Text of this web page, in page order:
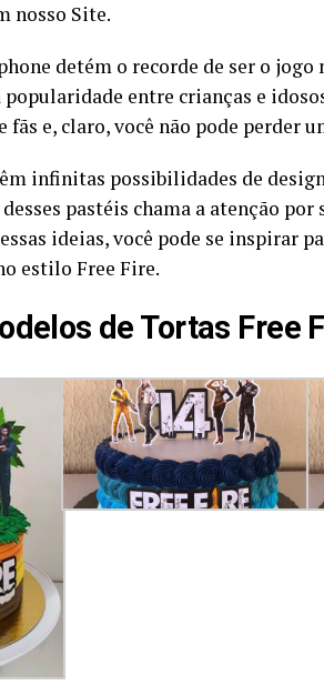
nosso Site.
detém o recorde de ser o
popularidade entre crianças e
e, claro, você não pode perder
infinitas possibilidades de
pastéis chama a atenção por
ideias, você pode se inspirar
estilo Free Fire.
de Tortas Free